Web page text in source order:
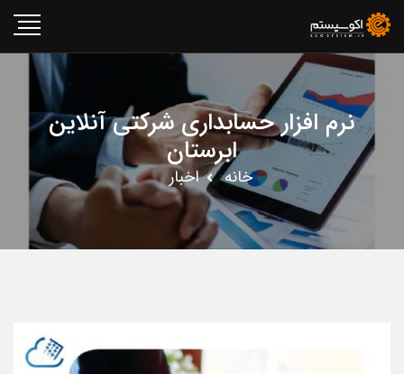
نرم افزار حسابداری شرکتی آنلاین
ابرستان
خانه اخبار